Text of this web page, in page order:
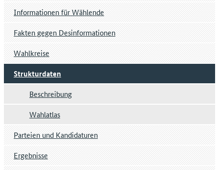
Informationen für Wählende
Fakten gegen Desinformationen
Wahlkreise
Strukturdaten
Beschreibung
Wahlatlas
Parteien und Kandidaturen
Ergebnisse